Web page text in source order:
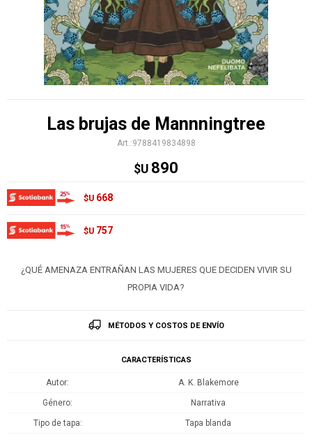
Las brujas de Mannningtree
9788419834898
$U 890
$U 668
$U 757
¿QUÉ AMENAZA ENTRAÑAN LAS MUJERES QUE DECIDEN VIVIR SU
PROPIA VIDA?
MÉTODOS Y COSTOS DE ENVÍO
CARACTERÍSTICAS
Autor A. K. Blakemore
Género Narrativa
Tipo de tapa Tapa blanda